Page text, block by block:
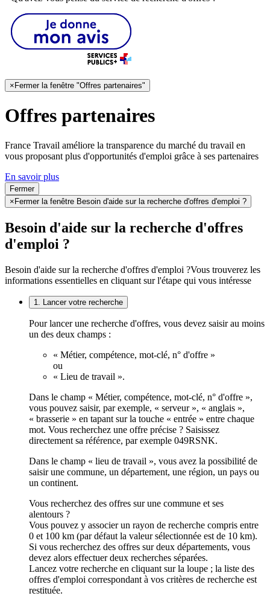
× Fermer la fenêtre "Offres partenaires"
Offres partenaires
France Travail améliore la transparence du marché du travail en
vous proposant plus d'opportunités d'emploi grâce à ses partenaires
En savoir plus
Fermer
×Fermer la fenêtre Besoin d'aide sur la recherche d'offres d'emploi ?
Besoin d'aide sur la recherche d'offres
d'emploi ?
Besoin d'aide sur la recherche d'offres d'emploi ?Vous trouverez les
informations essentielles en cliquant sur l'étape qui vous intéresse
1. Lancer votre recherche
Pour lancer une recherche d'offres, vous devez saisir au moins
un des deux champs :
« Métier, compétence, mot-clé, n° d'offre »
ou
« Lieu de travail ».
Dans le champ « Métier, compétence, mot-clé, n° d'offre »,
vous pouvez saisir, par exemple, « serveur », « anglais »,
« brasserie » en tapant sur la touche « entrée » entre chaque
mot. Vous recherchez une offre précise ? Saisissez
directement sa référence, par exemple 049RSNK.
Dans le champ « lieu de travail », vous avez la possibilité de
saisir une commune, un département, une région, un pays ou
un continent.
Vous recherchez des offres sur une commune et ses
alentours ?
Vous pouvez y associer un rayon de recherche compris entre
0 et 100 km (par défaut la valeur sélectionnée est de 10 km).
Si vous recherchez des offres sur deux départements, vous
devez alors effectuer deux recherches séparées.
Lancez votre recherche en cliquant sur la loupe ; la liste des
offres d'emploi correspondant à vos critères de recherche est
restituée.